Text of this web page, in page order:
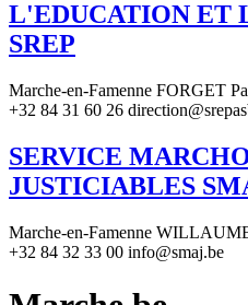
L'EDUCATION ET
SREP
Marche-en-Famenne FORGET
+32 84 31 60 26
SERVICE
JUSTICIABLES
Marche-en-Famenne
+32 84 32 33 00 info@smaj.be